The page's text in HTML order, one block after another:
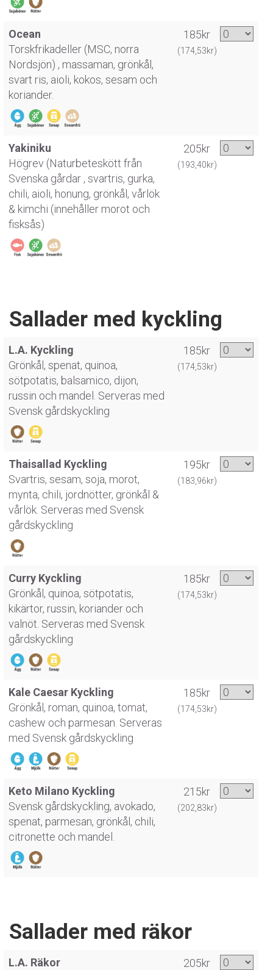
Ocean
Torskfrikadeller (MSC, norra
Nordsjön) , massaman, grönkål,
svart ris, aioli, kokos, sesam och
koriander.
185kr
(174,53kr)
Yakiniku
Högrev (Naturbeteskött från
Svenska gårdar , svartris, gurka,
chili, aioli, honung, grönkål, vårlök
& kimchi (innehåller morot och
fisksås)
205kr
(193,40kr)
Sallader med kyckling
L.A. Kyckling
Grönkål, spenat, quinoa,
sötpotatis, balsamico, dijon,
russin och mandel. Serveras med
Svensk gårdskyckling
185kr
(174,53kr)
Thaisallad Kyckling
Svartris, sesam, soja, morot,
mynta, chili, jordnötter, grönkål &
vårlök. Serveras med Svensk
gårdskyckling
195kr
(183,96kr)
Curry Kyckling
Grönkål, quinoa, sötpotatis,
kikärtor, russin, koriander och
valnöt. Serveras med Svensk
gårdskyckling
185kr
(174,53kr)
Kale Caesar Kyckling
Grönkål, roman, quinoa, tomat,
cashew och parmesan. Serveras
med Svensk gårdskyckling
185kr
(174,53kr)
Keto Milano Kyckling
Svensk gårdskyckling, avokado,
spenat, parmesan, grönkål, chili,
citronette och mandel.
215kr
(202,83kr)
Sallader med räkor
L.A. Räkor
205kr